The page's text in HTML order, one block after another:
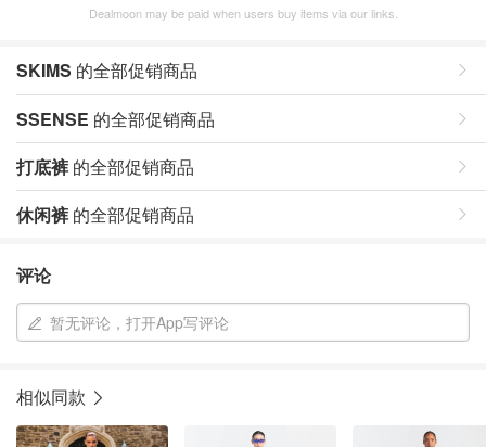
Dealmoon may be paid when users buy items via our links.
SKIMS 的全部促销商品
SSENSE 的全部促销商品
打底裤 的全部促销商品
休闲裤 的全部促销商品
评论
暂无评论，打开App写评论
相似同款